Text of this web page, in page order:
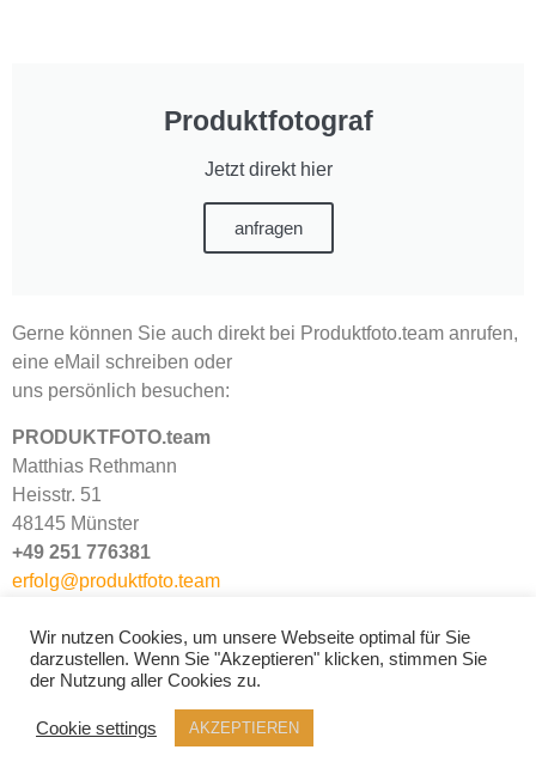
Produktfotograf
Jetzt direkt hier
anfragen
Gerne können Sie auch direkt bei Produktfoto.team anrufen,
eine eMail schreiben oder
uns persönlich besuchen:
PRODUKTFOTO.team
Matthias Rethmann
Heisstr. 51
48145 Münster
+49 251 776381
erfolg@produktfoto.team
Wir nutzen Cookies, um unsere Webseite optimal für Sie
darzustellen. Wenn Sie "Akzeptieren" klicken, stimmen Sie
der Nutzung aller Cookies zu.
Cookie settings AKZEPTIEREN